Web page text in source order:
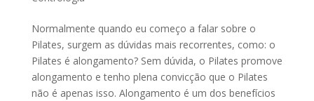
Normalmente quando eu começo a falar sobre o
Pilates, surgem as dúvidas mais recorrentes, como: o
Pilates é alongamento? Sem dúvida, o Pilates promove
alongamento e tenho plena convicção que o Pilates
não é apenas isso. Alongamento é um dos benefícios